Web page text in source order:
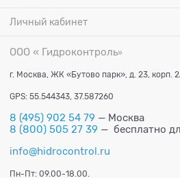
Личный кабинет
ООО « Гидроконтроль»
г. Москва, ЖК «Бутово парк», д. 23, корп.
GPS: 55.544343, 37.587260
8 (495) 902 54 79 — Москва
8 (800) 505 27 39 — бесплатно
info@hidrocontrol.ru
Пн-Пт: 09.00-18.00.